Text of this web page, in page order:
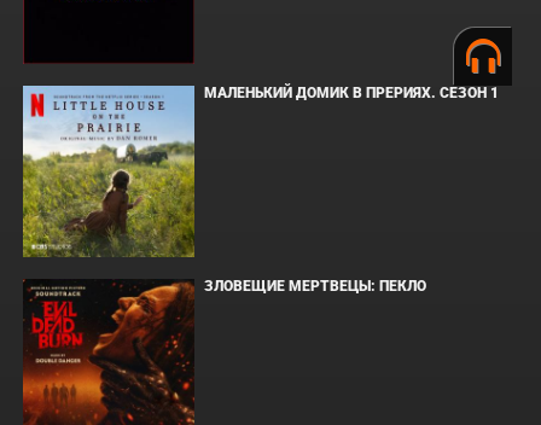
МАЛЕНЬКИЙ ДОМИК В ПРЕРИЯХ. СЕЗОН 1
ЗЛОВЕЩИЕ МЕРТВЕЦЫ: ПЕКЛО